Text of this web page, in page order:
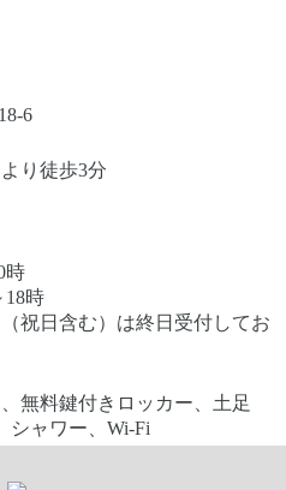
6
り徒歩3分
20時
18時
祝日含む）は終日受付してお
無料鍵付きロッカー、土足
シャワー、Wi-Fi